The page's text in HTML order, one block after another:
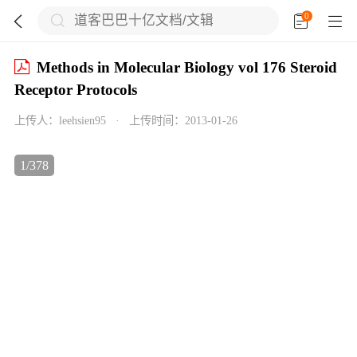
 0 

Methods in Molecular Biology vol 176 Steroid
Receptor Protocols
上传人： leehsien95· 上传时间： 2013-01-26
1/378
